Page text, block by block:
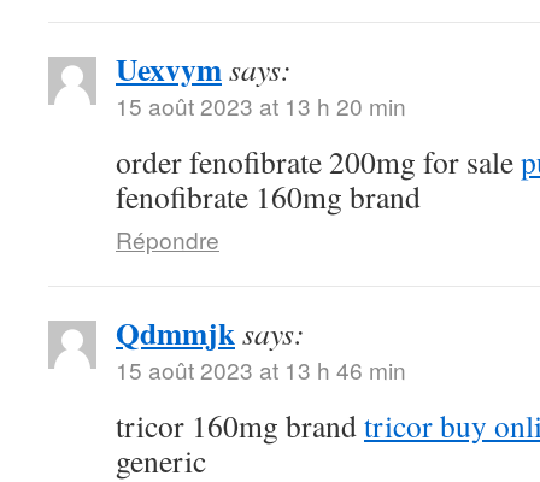
Uexvymsays:
15 août 2023 at 13 h 20 min
order fenofibrate 200mg for sale
fenofibrate 160mg brand
Répondre
Qdmmjksays:
15 août 2023 at 13 h 46 min
tricor 160mg brandtricor buy
generic